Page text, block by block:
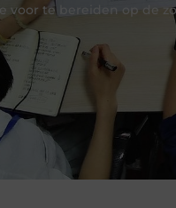
voor te bereiden op de